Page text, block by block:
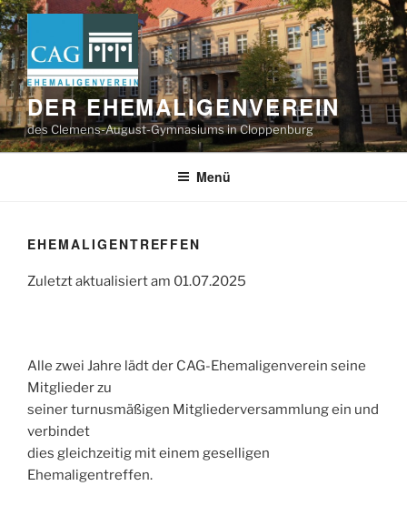
Zum
Inhalt
springen
DER EHEMALIGENVEREIN
des Clemens-August-Gymnasiums in Cloppenburg
Menü
EHEMALIGENTREFFEN
Zuletzt aktualisiert am 01.07.2025
Alle zwei Jahre lädt der CAG-Ehemaligenverein seine
Mitglieder zu
seiner turnusmäßigen Mitgliederversammlung ein und
verbindet
dies gleichzeitig mit einem geselligen
Ehemaligentreffen.